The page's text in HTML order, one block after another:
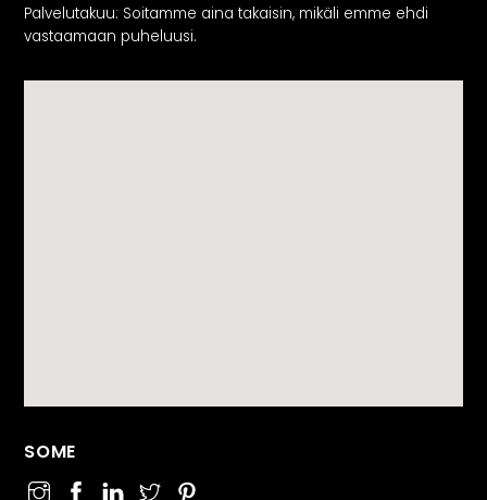
Palvelutakuu: Soitamme aina takaisin, mikäli emme ehdi
vastaamaan puheluusi.
SOME